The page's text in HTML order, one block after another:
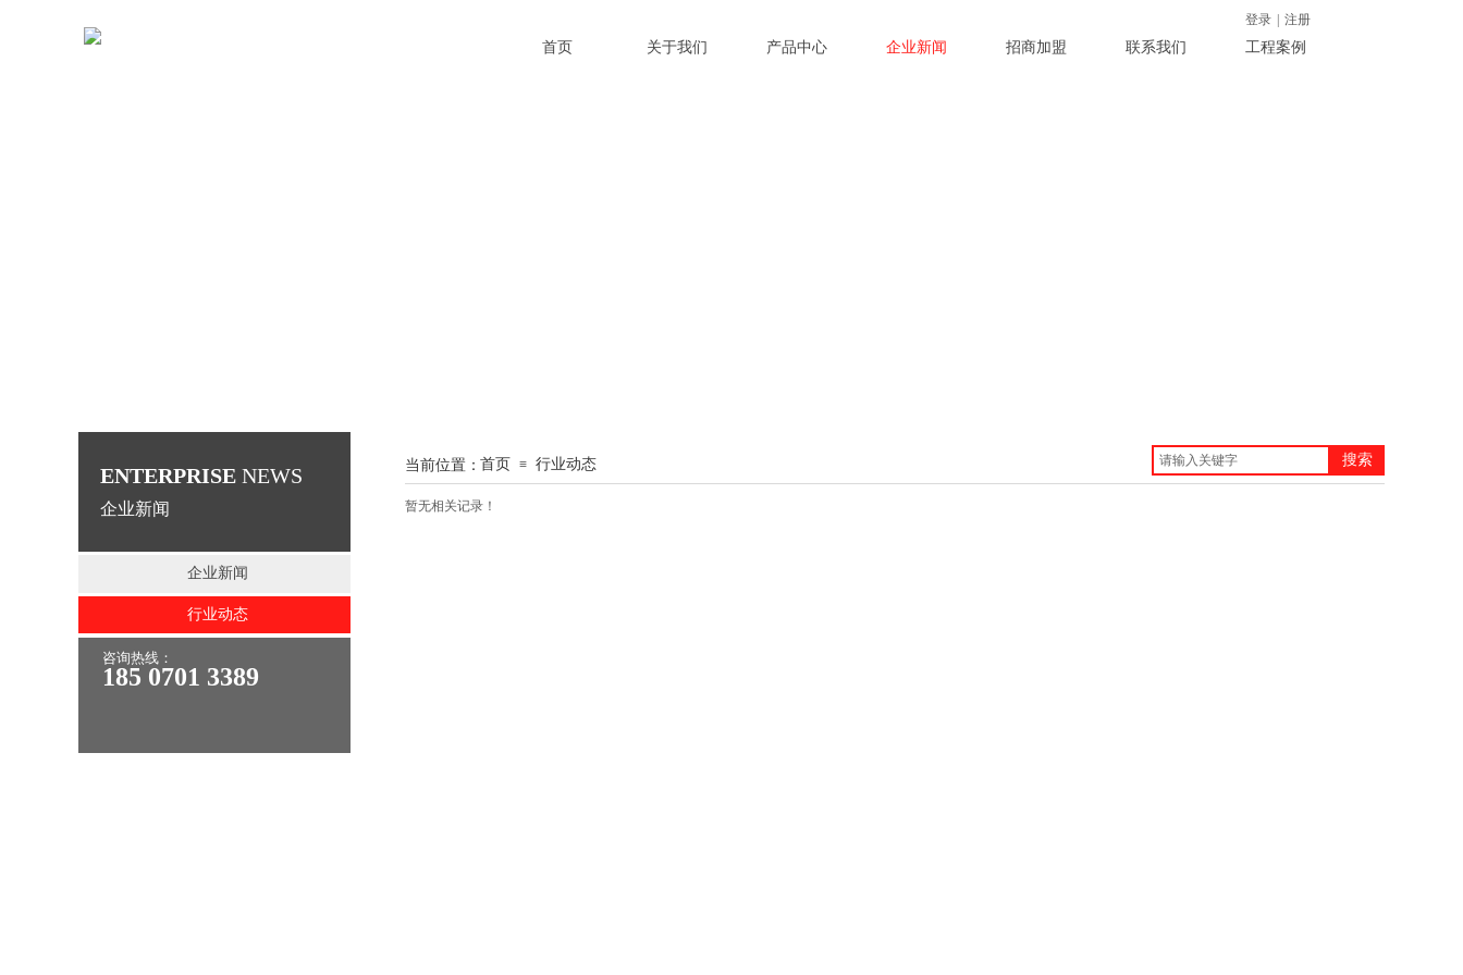
登录 注册
首页 关于我们 产品中心 企业新闻 招商加盟 联系我们 工程案例
搜索
ENTERPRISE NEWS
企业新闻
当前位置：首页 ≡ 行业动态
暂无相关记录！
企业新闻
行业动态
咨询热线：
185 0701 3389